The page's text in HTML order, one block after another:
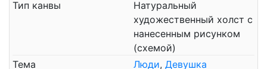
Тип канвы
Натуральный
художественный холст с
нанесенным рисунком
(схемой)
Тема
Люди, Девушка